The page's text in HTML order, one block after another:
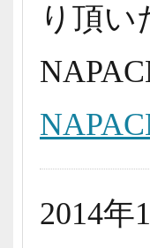
り頂い
2014年